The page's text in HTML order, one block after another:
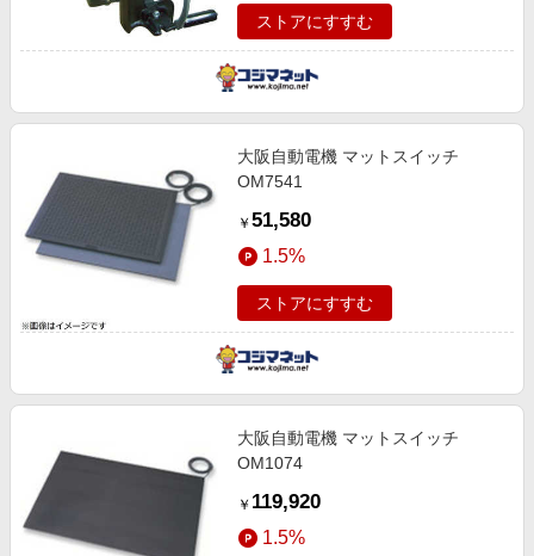
ストアにすすむ
大阪自動電機 マットスイッチ
OM7541
￥ 51,580
1.5%
ストアにすすむ
大阪自動電機 マットスイッチ
OM1074
￥ 119,920
1.5%